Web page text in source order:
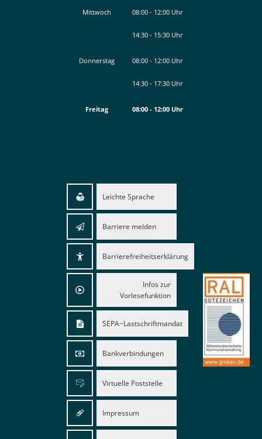
Von 14:30 bis 15:30 Uhr
Mittwoch 08:00- 12:00Uhr
Von 08:00 bis 12:00 Uhr
14:30- 15:30Uhr
Von 14:30 bis 15:30 Uhr
Donnerstag 08:00- 12:00Uhr
Von 08:00 bis 12:00 Uhr
14:30- 17:30Uhr
Von 14:30 bis 17:30 Uhr
Freitag 08:00- 12:00Uhr
Leichte Sprache
Barriere melden
Barrierefreiheitserklärung
Infos zur
Vorlesefunktion
SEPA−Lastschriftmandat
Bankverbindungen
Virtuelle Poststelle
Impressum